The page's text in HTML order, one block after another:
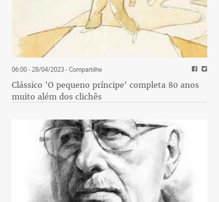
06:00 - 28/04/2023- Compartilhe
Clássico 'O pequeno príncipe' completa 80 anos
muito além dos clichês